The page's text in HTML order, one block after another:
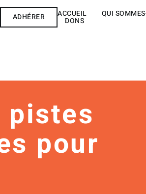
ADHÉRER ACCUEIL QUI
DONS
pistes
pour